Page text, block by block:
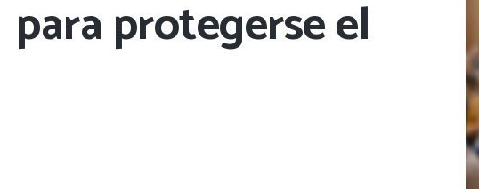
para protegerse el